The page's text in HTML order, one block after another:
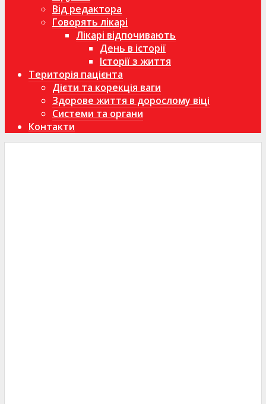
Від редактора
Говорять лікарі
Лікарі відпочивають
День в історії
Історії з життя
Територія пацієнта
Дієти та корекція ваги
Здорове життя в дорослому віці
Системи та органи
Контакти